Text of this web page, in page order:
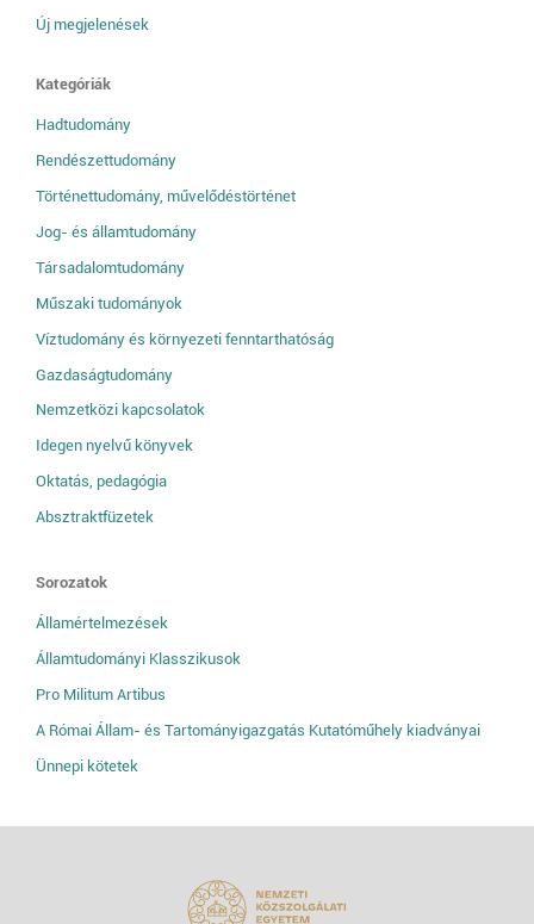
Új megjelenések
Kategóriák
Hadtudomány
Rendészettudomány
Történettudomány, művelődéstörténet
Jog- és államtudomány
Társadalomtudomány
Műszaki tudományok
Víztudomány és környezeti fenntarthatóság
Gazdaságtudomány
Nemzetközi kapcsolatok
Idegen nyelvű könyvek
Oktatás, pedagógia
Absztraktfüzetek
Sorozatok
Államértelmezések
Államtudományi Klasszikusok
Pro Militum Artibus
A Római Állam- és Tartományigazgatás Kutatóműhely kiadványai
Ünnepi kötetek